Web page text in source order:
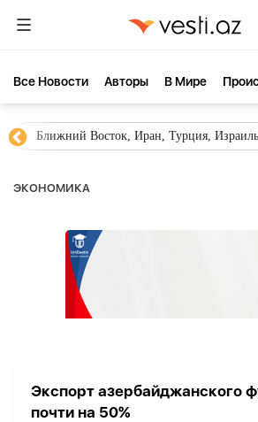
Все Новости Aвторы В Мире
Ближний Восток, Иран, Турция,
ЭКОНОМИКА
Экспорт азербайджанского
почти на 50%